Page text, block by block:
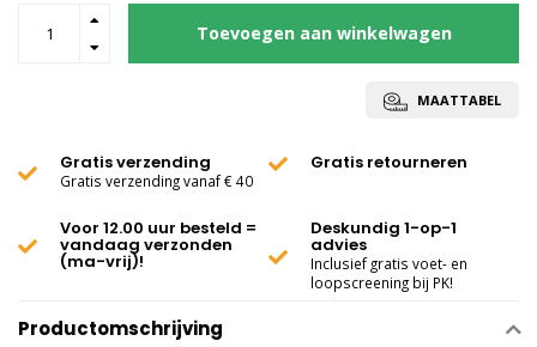
Toevoegen aan winkelwagen
MAATTABEL
Gratis verzending
Gratis verzending vanaf € 40
Gratis retourneren
Voor 12.00 uur besteld =
vandaag verzonden
(ma-vrij)!
Deskundig 1-op-1
advies
Inclusief gratis voet- en
loopscreening bij PK!
Productomschrijving